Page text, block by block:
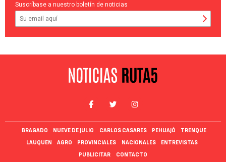
Suscríbase a nuestro boletín de noticias
BRAGADO NUEVE DE JULIO CARLOS CASARES PEHUAJÓ
TRENQUE
LAUQUEN
AGRO PROVINCIALES NACIONALES
ENTREVISTAS
PUBLICITAR
CONTACTO